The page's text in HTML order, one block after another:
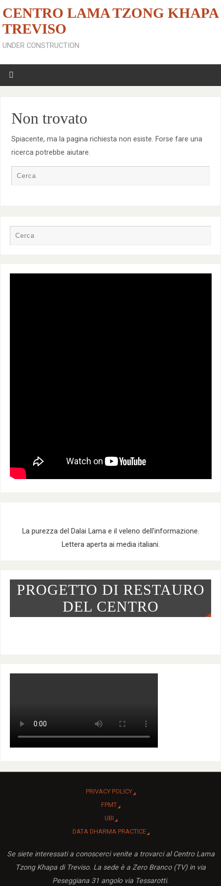
CENTRO LAMA TZONG KHAPA
TREVISO
UNDER CONSTRUCTION
Non trovato
Spiacente, ma la pagina richiesta non esiste. Forse fare una
ricerca potrebbe aiutare.
La purezza del Dalai Lama e il veleno dell'informazione.
Lettera aperta ai media italiani.
PROGETTO DI RESTAURO
DEL CENTRO
PRIVACY POLICY
FPMT
UBI
DATA DHARMA PRACTICE
Se siete interessati a conoscerci venite a trovarci al Centro Lama
Tzong Khapa di Treviso. La sede è a Zero Branco (TV) in via
Peseggiana 31 angolo via Tessarotti.